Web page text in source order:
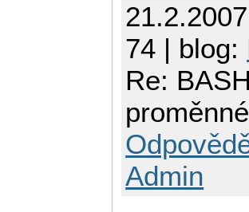
74 | blog:
Re:
proměnné
Admin